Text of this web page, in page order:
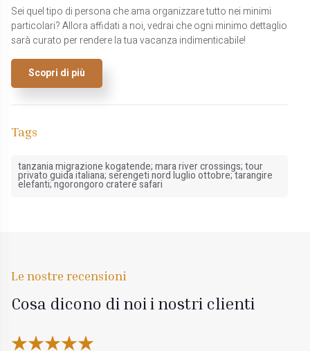
Sei quel tipo di persona che ama organizzare tutto nei minimi
particolari? Allora affidati a noi, vedrai che ogni minimo dettaglio
sarà curato per rendere la tua vacanza indimenticabile!
Scopri di più
Tags
tanzania migrazione kogatende; mara river crossings; tour
privato guida italiana; serengeti nord luglio ottobre; tarangire
elefanti; ngorongoro cratere safari
Le nostre recensioni
Cosa dicono di noi i nostri clienti